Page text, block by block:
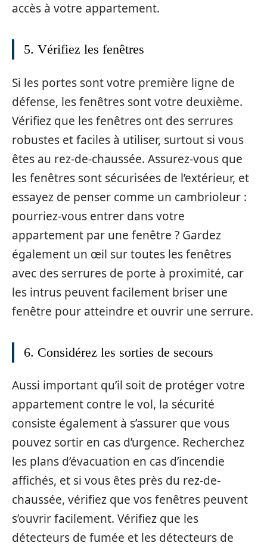
accès à votre appartement.
5. Vérifiez les fenêtres
Si les portes sont votre première ligne de
défense, les fenêtres sont votre deuxième.
Vérifiez que les fenêtres ont des serrures
robustes et faciles à utiliser, surtout si vous
êtes au rez-de-chaussée. Assurez-vous que
les fenêtres sont sécurisées de l’extérieur, et
essayez de penser comme un cambrioleur :
pourriez-vous entrer dans votre
appartement par une fenêtre ? Gardez
également un œil sur toutes les fenêtres
avec des serrures de porte à proximité, car
les intrus peuvent facilement briser une
fenêtre pour atteindre et ouvrir une serrure.
6. Considérez les sorties de secours
Aussi important qu’il soit de protéger votre
appartement contre le vol, la sécurité
consiste également à s’assurer que vous
pouvez sortir en cas d’urgence. Recherchez
les plans d’évacuation en cas d’incendie
affichés, et si vous êtes près du rez-de-
chaussée, vérifiez que vos fenêtres peuvent
s’ouvrir facilement. Vérifiez que les
détecteurs de fumée et les détecteurs de